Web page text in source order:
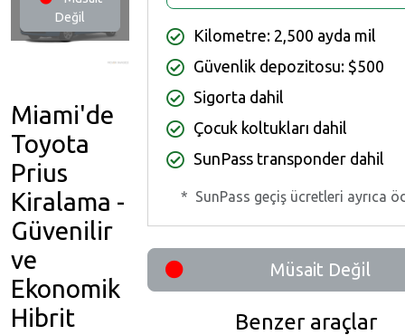
Değil
Kilometre: 2,500 ayda mil
Güvenlik depozitosu: $500
Sigorta dahil
Çocuk koltukları dahil
SunPass transponder dahil
* SunPass geçiş ücretleri ayrıca
Müsait Değil
Benzer araçlar
Miami'de
Toyota
Prius
Kiralama -
Güvenilir
ve
Ekonomik
Hibrit